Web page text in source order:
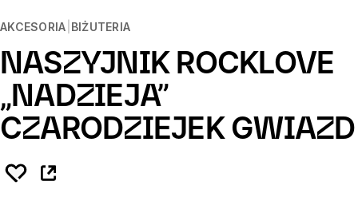
AKCESORIA BIŻUTERIA
NASZYJNIK ROCKLOVE
„NADZIEJA”
CZARODZIEJEK GWIAZD